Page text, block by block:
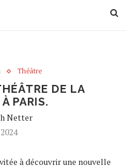
Théâtre
DE LA
PARIS.
Netter
à découvrir une nouvelle